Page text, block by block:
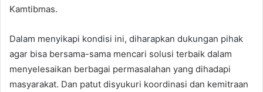
Kamtibmas.
Dalam menyikapi kondisi ini, diharapkan dukungan pihak
agar bisa bersama-sama mencari solusi terbaik dalam
menyelesaikan berbagai permasalahan yang dihadapi
masyarakat. Dan patut disyukuri koordinasi dan kemitraan